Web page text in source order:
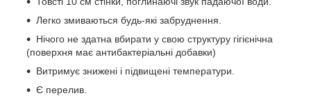
Легко змиваються будь-які забруднення.
Нічого не здатна вбирати у свою структуру гігієнічна
(поверхня має антибактеріальні добавки)
Витримує знижені і підвищені температури.
Є перелив.